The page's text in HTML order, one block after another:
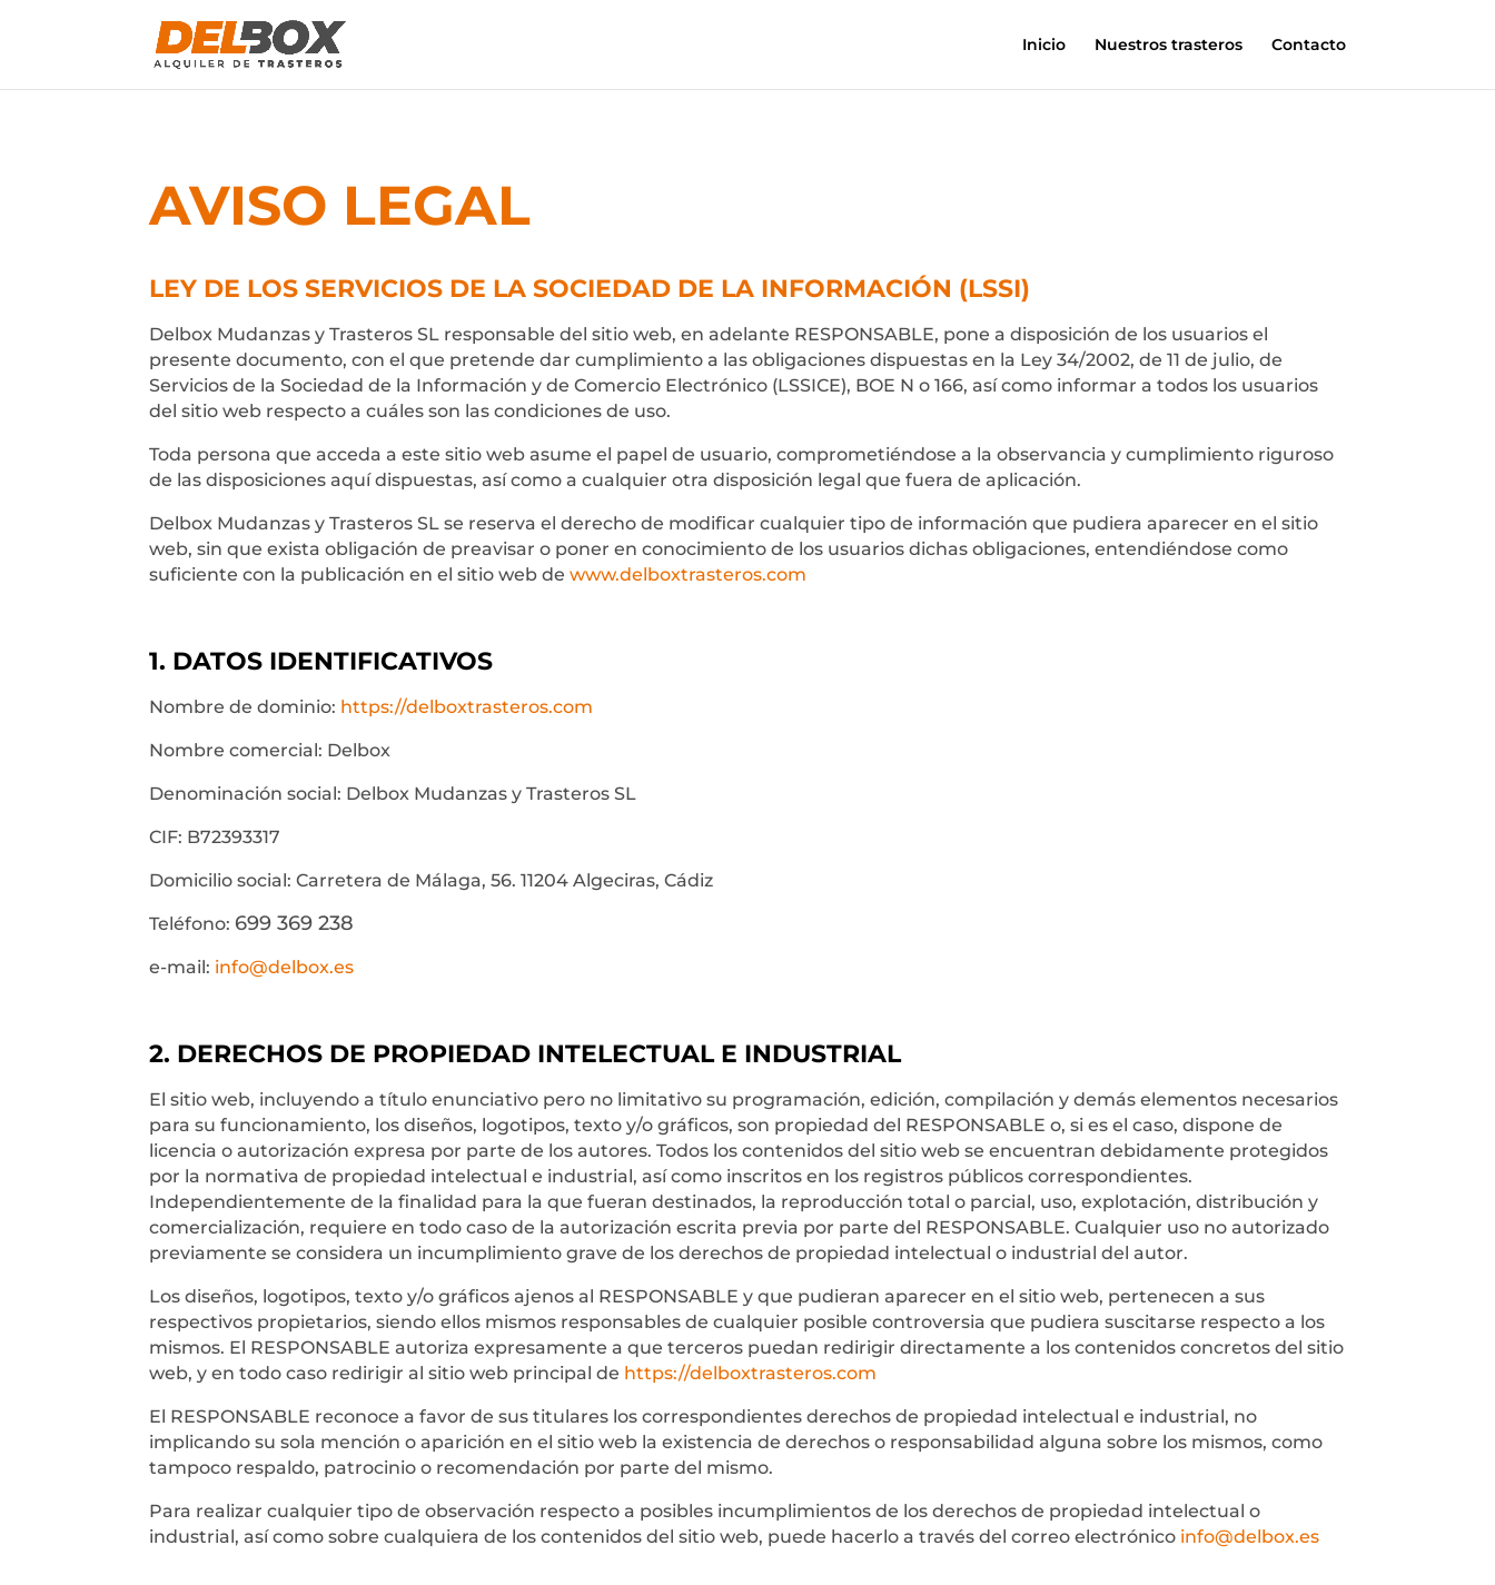
Inicio Nuestros trasteros Contacto
AVISO LEGAL
LEY DE LOS SERVICIOS DE LA SOCIEDAD DE LA INFORMACIÓN (LSSI)
Delbox Mudanzas y Trasteros SL responsable del sitio web, en adelante RESPONSABLE, pone a disposición de los usuarios el
presente documento, con el que pretende dar cumplimiento a las obligaciones dispuestas en la Ley 34/2002, de 11 de julio, de
Servicios de la Sociedad de la Información y de Comercio Electrónico (LSSICE), BOE N o 166, así como informar a todos los usuarios
del sitio web respecto a cuáles son las condiciones de uso.
Toda persona que acceda a este sitio web asume el papel de usuario, comprometiéndose a la observancia y cumplimiento riguroso
de las disposiciones aquí dispuestas, así como a cualquier otra disposición legal que fuera de aplicación.
Delbox Mudanzas y Trasteros SL se reserva el derecho de modificar cualquier tipo de información que pudiera aparecer en el sitio
web, sin que exista obligación de preavisar o poner en conocimiento de los usuarios dichas obligaciones, entendiéndose como
suficiente con la publicación en el sitio web dewww.delboxtrasteros.com
1. DATOS IDENTIFICATIVOS
Nombre de dominio: https://delboxtrasteros.com
Nombre comercial: Delbox
Denominación social: Delbox Mudanzas y Trasteros SL
CIF: B72393317
Domicilio social: Carretera de Málaga, 56. 11204 Algeciras, Cádiz
Teléfono: 699 369 238
e-mail: info@delbox.es
2. DERECHOS DE PROPIEDAD INTELECTUAL E INDUSTRIAL
El sitio web, incluyendo a título enunciativo pero no limitativo su programación, edición, compilación y demás elementos necesarios
para su funcionamiento, los diseños, logotipos, texto y/o gráficos, son propiedad del RESPONSABLE o, si es el caso, dispone de
licencia o autorización expresa por parte de los autores. Todos los contenidos del sitio web se encuentran debidamente protegidos
por la normativa de propiedad intelectual e industrial, así como inscritos en los registros públicos correspondientes.
Independientemente de la finalidad para la que fueran destinados, la reproducción total o parcial, uso, explotación, distribución y
comercialización, requiere en todo caso de la autorización escrita previa por parte del RESPONSABLE. Cualquier uso no autorizado
previamente se considera un incumplimiento grave de los derechos de propiedad intelectual o industrial del autor.
Los diseños, logotipos, texto y/o gráficos ajenos al RESPONSABLE y que pudieran aparecer en el sitio web, pertenecen a sus
respectivos propietarios, siendo ellos mismos responsables de cualquier posible controversia que pudiera suscitarse respecto a los
mismos. El RESPONSABLE autoriza expresamente a que terceros puedan redirigir directamente a los contenidos concretos del sitio
web, y en todo caso redirigir al sitio web principal de https://delboxtrasteros.com
El RESPONSABLE reconoce a favor de sus titulares los correspondientes derechos de propiedad intelectual e industrial, no
implicando su sola mención o aparición en el sitio web la existencia de derechos o responsabilidad alguna sobre los mismos, como
tampoco respaldo, patrocinio o recomendación por parte del mismo.
Para realizar cualquier tipo de observación respecto a posibles incumplimientos de los derechos de propiedad intelectual o
industrial, así como sobre cualquiera de los contenidos del sitio web, puede hacerlo a través del correo electrónico info@delbox.es